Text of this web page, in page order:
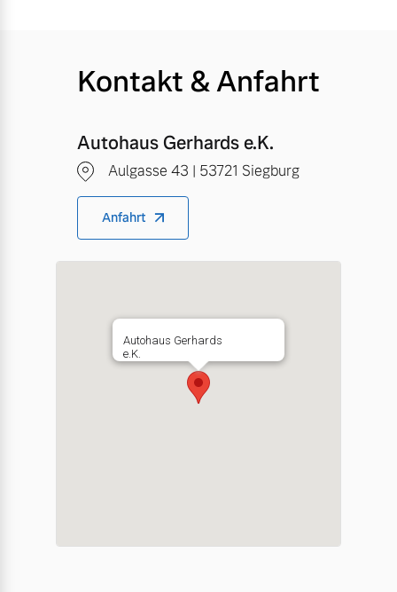
Kontakt & Anfahrt
Autohaus Gerhards e.K.
Aulgasse 43 | 53721 Siegburg
Anfahrt
Autohaus Gerhards
e.K.